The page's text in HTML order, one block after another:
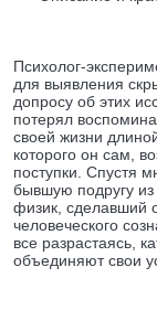
Психолог-
для выявления
допросу об этих
потерял
своей жизни
которого он сам,
поступки. Спустя
бывшую подругу из
физик, сделавший
человеческого
все разрастаясь,
объединяют свои